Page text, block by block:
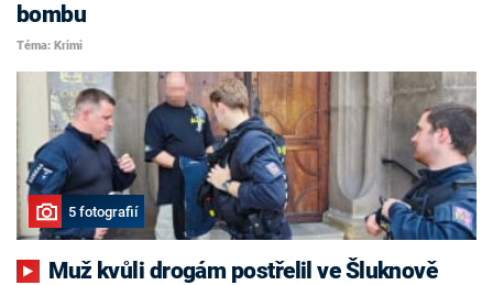
bombu
Téma: Krimi
5 fotografií